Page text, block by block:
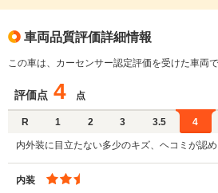
車両品質評価詳細情報
この車は、カーセンサー認定評価を受けた車両で
評価点 4 点
R 1 2 3 3.5 4
内外装に目立たない多少のキズ、ヘコミが認め
内装